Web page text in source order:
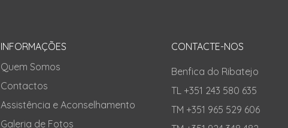
INFORMAÇÕES
Quem Somos
Contactos
Assistência e Aconselhamento
Galeria de Fotos
CONTACTE-NOS
Benfica do Ribatejo
TL +351 243 580 635
TM +351 965 529 606